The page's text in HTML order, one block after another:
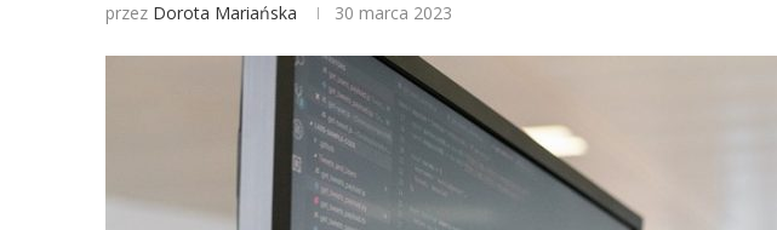
przez Dorota Mariańska 30 marca 2023